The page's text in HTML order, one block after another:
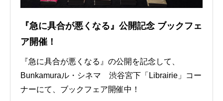
『急に具合が悪くなる』公開記念 ブックフェ
ア開催！
『急に具合が悪くなる』の公開を記念して、
Bunkamuraル・シネマ 渋谷宮下「Librairie」コー
ナーにて、ブックフェア開催中！